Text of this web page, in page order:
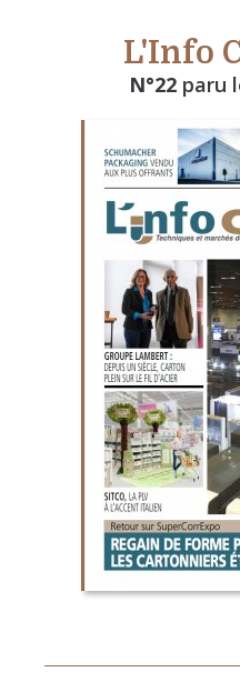
L'Info
N°22 paru